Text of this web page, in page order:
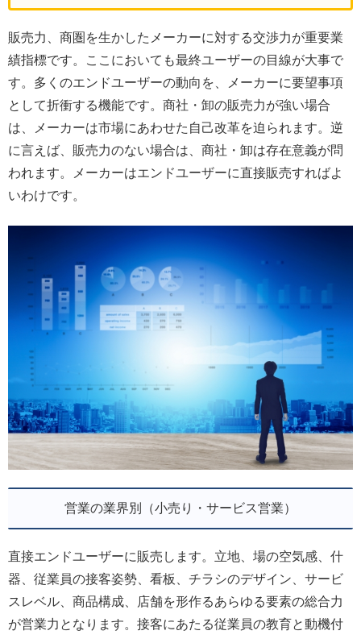
販売力、商圏を生かしたメーカーに対する交渉力が重要業
績指標です。ここにおいても最終ユーザーの目線が大事で
す。多くのエンドユーザーの動向を、メーカーに要望事項
として折衝する機能です。商社・卸の販売力が強い場合
は、メーカーは市場にあわせた自己改革を迫られます。逆
に言えば、販売力のない場合は、商社・卸は存在意義が問
われます。メーカーはエンドユーザーに直接販売すればよ
いわけです。
営業の業界別（小売り・サービス営業）
直接エンドユーザーに販売します。立地、場の空気感、什
器、従業員の接客姿勢、看板、チラシのデザイン、サービ
スレベル、商品構成、店舗を形作るあらゆる要素の総合力
が営業力となります。接客にあたる従業員の教育と動機付